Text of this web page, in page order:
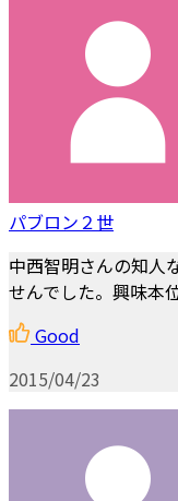
パブロン２世
中西智明さんの知人
せんでした。興味本
Good
2015/04/23